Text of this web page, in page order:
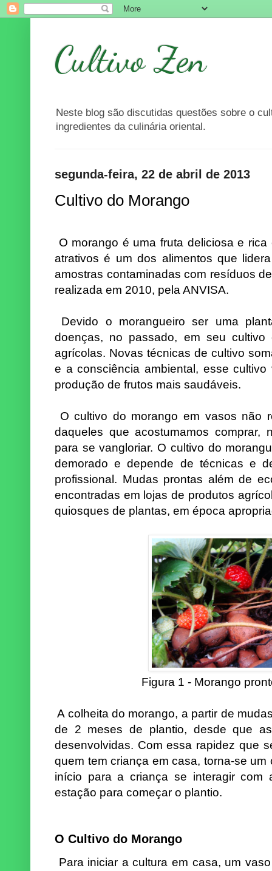
Cultivo Zen
Neste blog são discutidas questões sobre o
ingredientes da culinária oriental.
segunda-feira, 22 de abril de 2013
Cultivo do Morango
O morango é uma fruta deliciosa e
atrativos é um dos alimentos que
amostras contaminadas com resíduos
realizada em 2010, pela ANVISA.
Devido o morangueiro ser uma
doenças, no passado, em seu cultivo
agrícolas. Novas técnicas de cultivo
e a consciência ambiental, esse
produção de frutos mais saudáveis.
O cultivo do morango em vasos não
daqueles que acostumamos comprar,
para se vangloriar. O cultivo do
demorado e depende de técnicas e
profissional. Mudas prontas além de
encontradas em lojas de produtos
quiosques de plantas, em época
Figura 1 - Morango
A colheita do morango, a partir de
de 2 meses de plantio, desde que
desenvolvidas. Com essa rapidez que
quem tem criança em casa, torna-se
início para a criança se interagir com
estação para começar o plantio.
O Cultivo do Morango
Para iniciar a cultura em casa, um